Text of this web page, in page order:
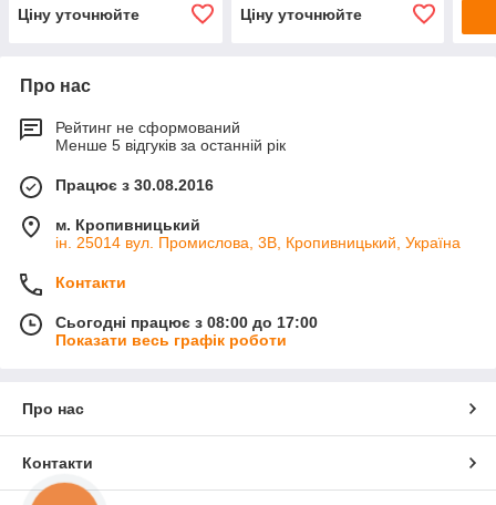
Ціну уточнюйте Ціну уточнюйте
Про нас
Рейтинг не сформований
Менше 5 відгуків за останній рік
Працює з 30.08.2016
м. Кропивницький
ін. 25014 вул. Промислова, 3В, Кропивницький, Україна
Контакти
Сьогодні працює з 08:00 до 17:00
Показати весь графік роботи
Про нас
Контакти